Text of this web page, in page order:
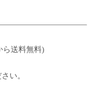
ら送料無料)
い。